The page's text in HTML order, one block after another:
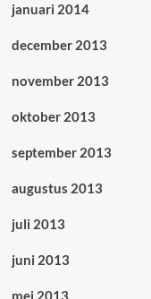
januari 2014
december 2013
november 2013
oktober 2013
september 2013
augustus 2013
juli 2013
juni 2013